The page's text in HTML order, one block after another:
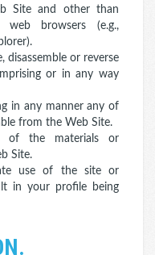
Site and other than
web browsers (e.g.,
disassemble or reverse
or in any way
in any manner any of
from the Web Site.
of the materials or
Site.
use of the site or
in your profile being